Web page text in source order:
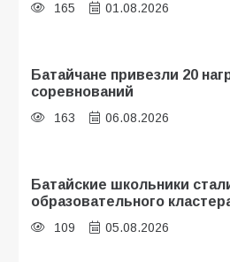
165 01.08.2026
Батайчане привезли 20
соревнований
163 06.08.2026
Батайские школьники
образовательного
109 05.08.2026